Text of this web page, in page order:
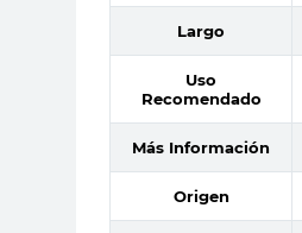
Largo
Uso
Recomendado
Más Información
Origen